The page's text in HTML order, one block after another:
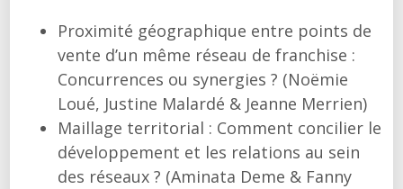
Proximité géographique entre points de
vente d’un même réseau de franchise :
Concurrences ou synergies ? (Noëmie
Loué, Justine Malardé & Jeanne Merrien)
Maillage territorial : Comment concilier le
développement et les relations au sein
des réseaux ? (Aminata Deme & Fanny